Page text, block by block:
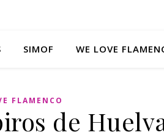
SIMOF WE LOVE
FLAMENCO
de